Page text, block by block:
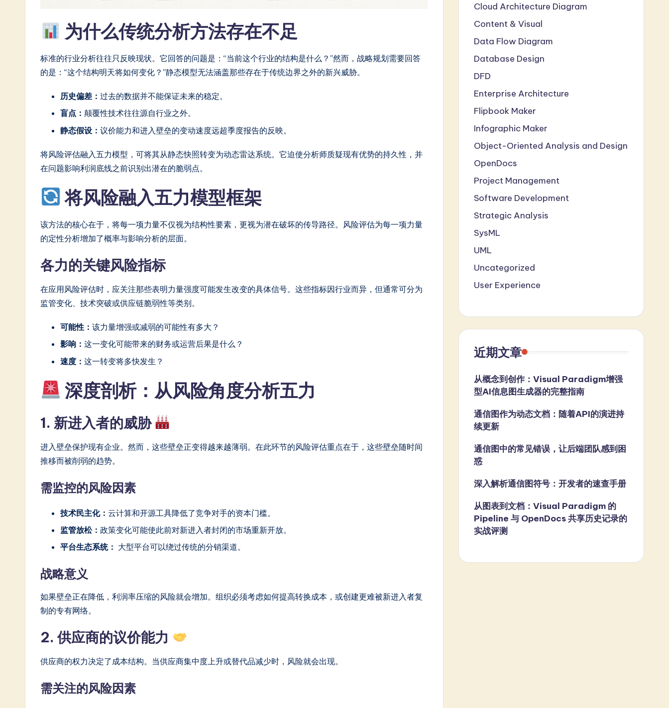
in
ft
In
为什么传统分析方法存在不足
标准的行业分析往往只反映现状。它回答的问题是：“当前这个行业的结构是什么？”然而，战略规划需要回答
的是：“这个结构明天将如何变化？”静态模型无法涵盖那些存在于传统边界之外的新兴威胁。
历史偏差： 过去的数据并不能保证未来的稳定。
盲点： 颠覆性技术往往源自行业之外。
静态假设： 议价能力和进入壁垒的变动速度远超季度报告的反映。
将风险评估融入五力模型，可将其从静态快照转变为动态雷达系统。它迫使分析师质疑现有优势的持久性，并
在问题影响利润底线之前识别出潜在的脆弱点。
将风险融入五力模型框架
该方法的核心在于，将每一项力量不仅视为结构性要素，更视为潜在破坏的传导路径。风险评估为每一项力量
的定性分析增加了概率与影响分析的层面。
各力的关键风险指标
在应用风险评估时，应关注那些表明力量强度可能发生改变的具体信号。这些指标因行业而异，但通常可分为
监管变化、技术突破或供应链脆弱性等类别。
可能性： 该力量增强或减弱的可能性有多大？
影响： 这一变化可能带来的财务或运营后果是什么？
速度： 这一转变将多快发生？
深度剖析：从风险角度分析五力
1. 新进入者的威胁
进入壁垒保护现有企业。然而，这些壁垒正变得越来越薄弱。在此环节的风险评估重点在于，这些壁垒随时间
推移而被削弱的趋势。
需监控的风险因素
技术民主化： 云计算和开源工具降低了竞争对手的资本门槛。
监管放松： 政策变化可能使此前对新进入者封闭的市场重新开放。
平台生态系统： 大型平台可以绕过传统的分销渠道。
战略意义
如果壁垒正在降低，利润率压缩的风险就会增加。组织必须考虑如何提高转换成本，或创建更难被新进入者复
制的专有网络。
2. 供应商的议价能力
供应商的权力决定了成本结构。当供应商集中度上升或替代品减少时，风险就会出现。
需关注的风险因素
Cloud Architecture Diagram
Content & Visual
Data Flow Diagram
Database Design
DFD
Enterprise Architecture
Flipbook Maker
Infographic Maker
Object-Oriented Analysis and Design
OpenDocs
Project Management
Software Development
Strategic Analysis
SysML
UML
Uncategorized
User Experience
近期文章
从概念到创作：Visual Paradigm增强
型AI信息图生成器的完整指南
通信图作为动态文档：随着API的演进持
续更新
通信图中的常见错误，让后端团队感到困
惑
深入解析通信图符号：开发者的速查手册
从图表到文档：Visual Paradigm 的
Pipeline 与 OpenDocs 共享历史记录的
实战评测